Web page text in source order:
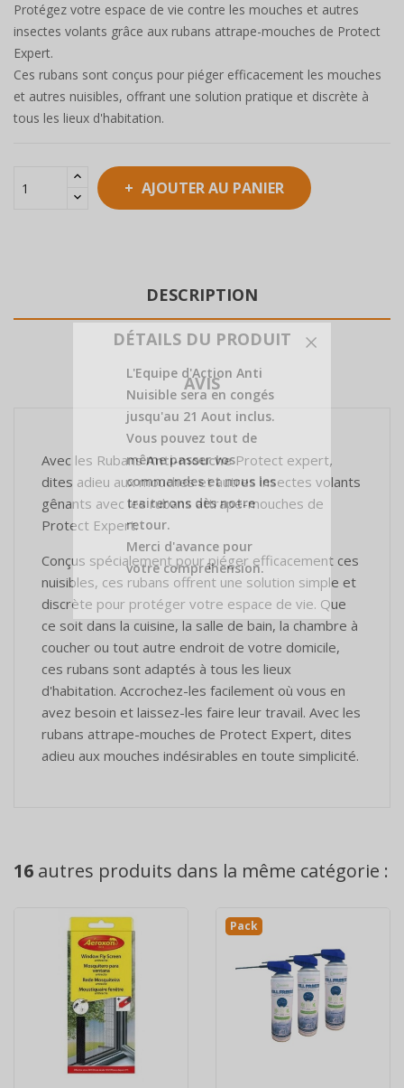
Protégez votre espace de vie contre les mouches et autres
insectes volants grâce aux rubans attrape-mouches de Protect
Expert.
Ces rubans sont conçus pour piéger efficacement les mouches
et autres nuisibles, offrant une solution pratique et discrète à
tous les lieux d'habitation.
AJOUTER AU PANIER
DESCRIPTION
DÉTAILS DU PRODUIT
AVIS
Avec les RubansAnti-moucheProtect expert,
dites adieu aux mouches et autres insectes volants
gênants avec les rubans attrape-mouches de
Protect Expert.
Conçus spécialement pour piéger efficacement ces
nuisibles, ces rubans offrent une solution simple et
discrète pour protéger votre espace de vie. Que
ce soit dans la cuisine, la salle de bain, la chambre à
coucher ou tout autre endroit de votre domicile,
ces rubans sont adaptés à tous les lieux
d'habitation. Accrochez-les facilement où vous en
avez besoin et laissez-les faire leur travail. Avec les
rubans attrape-mouches de Protect Expert, dites
adieu aux mouches indésirables en toute simplicité.
16 autres produits dans la même catégorie :
Pack
L'Equipe d'Action Anti
Nuisible sera en congés
jusqu'au 21 Aout inclus.
Vous pouvez tout de
même passer vos
commandes et nous les
traiterons dès notre
retour.
Merci d'avance pour
votre compréhension.